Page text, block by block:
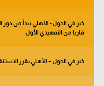
قاريا من التمهيدي الأول
خبر في الجول – الأهلي يقرر